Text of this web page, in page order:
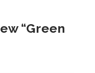
“Green